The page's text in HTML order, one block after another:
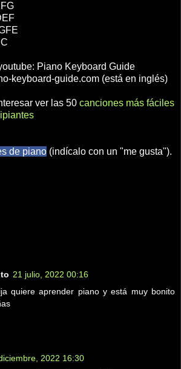
Piano Keyboard Guide
keyboard-guide.com (está en inglés)
ver las 50 canciones más fáciles
de piano (indícalo con un "me gusta").
21 julio, 2022 00:16
quiere aprender piano y está muy bonito
2022 16:30